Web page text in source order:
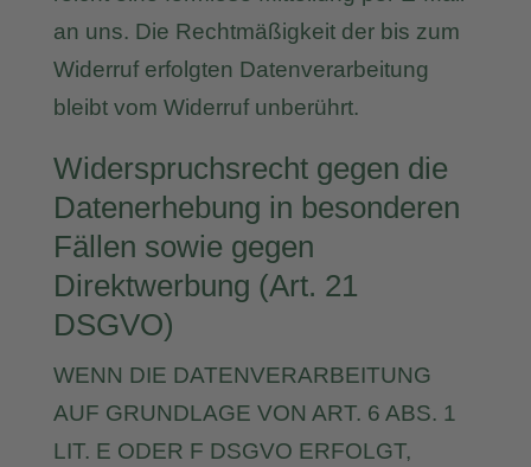
an uns. Die Rechtmäßigkeit der bis zum
Widerruf erfolgten Datenverarbeitung
bleibt vom Widerruf unberührt.
Widerspruchsrecht gegen die
Datenerhebung in besonderen
Fällen sowie gegen
Direktwerbung (Art. 21
DSGVO)
WENN DIE DATENVERARBEITUNG
AUF GRUNDLAGE VON ART. 6 ABS. 1
LIT. E ODER F DSGVO ERFOLGT,